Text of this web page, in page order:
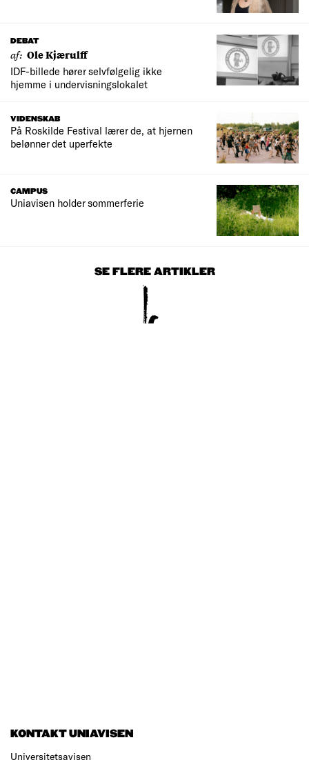
DEBAT
af: Ole Kjærulff
IDF-billede hører selvfølgelig ikke
hjemme i undervisningslokalet
VIDENSKAB
På Roskilde Festival lærer de, at hjernen
belønner det uperfekte
CAMPUS
Uniavisen holder sommerferie
SE FLERE ARTIKLER
KONTAKT UNIAVISEN
Universitetsavisen